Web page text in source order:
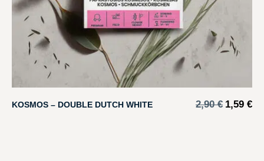
KOSMOS – DOUBLE DUTCH WHITE 2,90€ 1,59 €